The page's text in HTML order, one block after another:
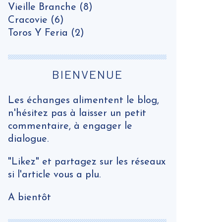
Vieille Branche (8)
Cracovie (6)
Toros Y Feria (2)
BIENVENUE
Les échanges alimentent le blog,
n'hésitez pas à laisser un petit
commentaire, à engager le
dialogue.
"Likez" et partagez sur les réseaux
si l'article vous a plu.
A bientôt